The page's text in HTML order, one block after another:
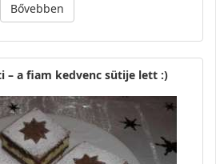
Bővebben
– a fiam kedvenc sütije lett :)